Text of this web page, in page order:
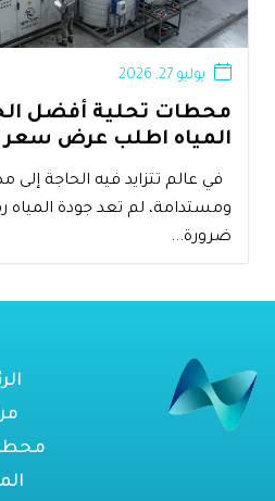
محطات تحلية أفضل
المياه اطلب عرض سعر
يوليو 27, 2026
في عالم تتزايد فيه الحاجة إلى
ومستدامة، لم تعد جودة المياه
ضرورة...